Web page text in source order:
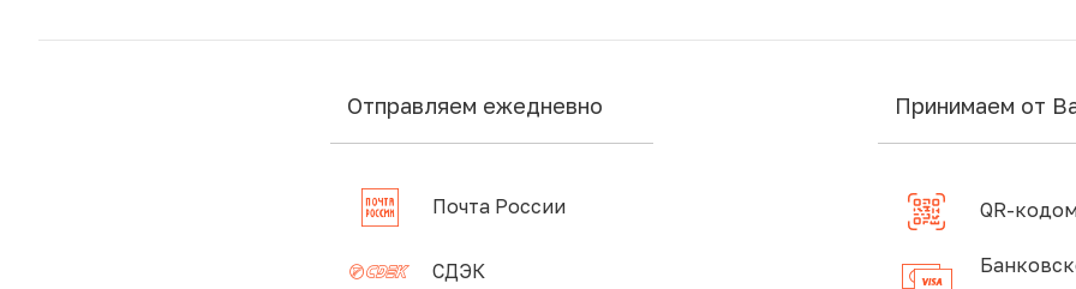
Отправляем ежедневно
Почта России
СДЭК
Принимаем от
QR-